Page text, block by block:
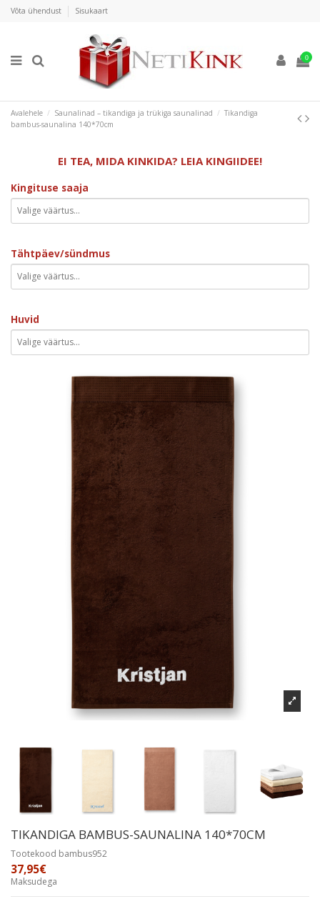
Võta ühendust Sisukaart
0
Avalehele Saunalinad – tikandiga ja trükiga saunalinad
Tikandiga
bambus-saunalina 140*70cm
EI TEA, MIDA KINKIDA? LEIA KINGIIDEE!
Kingituse saaja
Tähtpäev/sündmus
Huvid
TIKANDIGA BAMBUS-SAUNALINA 140*70CM
Tootekood bambus952
37,95€
Maksudega